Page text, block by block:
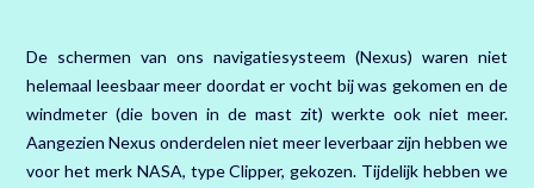
De schermen van ons navigatiesysteem (Nexus) waren niet
helemaal leesbaar meer doordat er vocht bij was gekomen en de
windmeter (die boven in de mast zit) werkte ook niet meer.
Aangezien Nexus onderdelen niet meer leverbaar zijn hebben we
voor het merk NASA, type Clipper, gekozen. Tijdelijk hebben we